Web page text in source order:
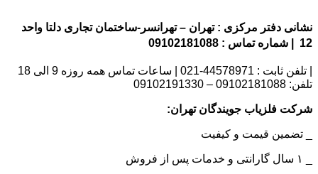
نشانی دفتر مرکزی : تهران – تهرانسر-ساختمان تجاری دلتا واحد
12 | شماره تماس : 09102181088
| تلفن ثابت : 44578971-021 | ساعات تماس همه روزه 9 الی 18
تلفن: 09102181088 – 09102191330
شرکت فلزیاب جویندگان تهران:
_ تضمین قیمت و کیفیت